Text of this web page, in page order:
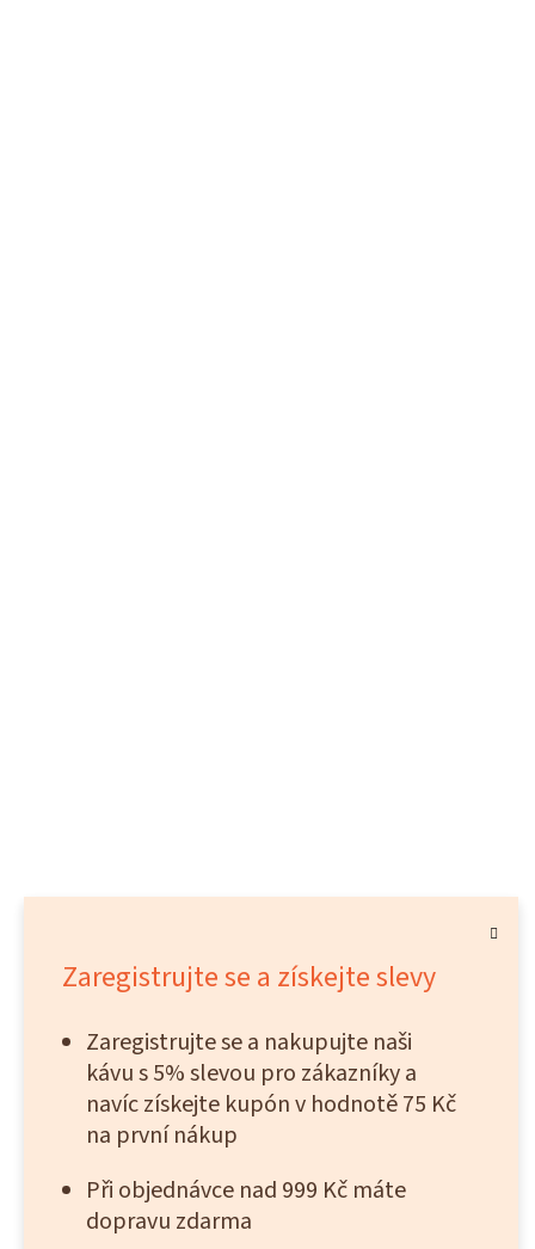
Zaregistrujte se a získejte slevy
Zaregistrujte se a nakupujte naši
kávu s 5% slevou pro zákazníky a
navíc získejte kupón v hodnotě 75 Kč
na první nákup
Při objednávce nad 999 Kč máte
dopravu zdarma